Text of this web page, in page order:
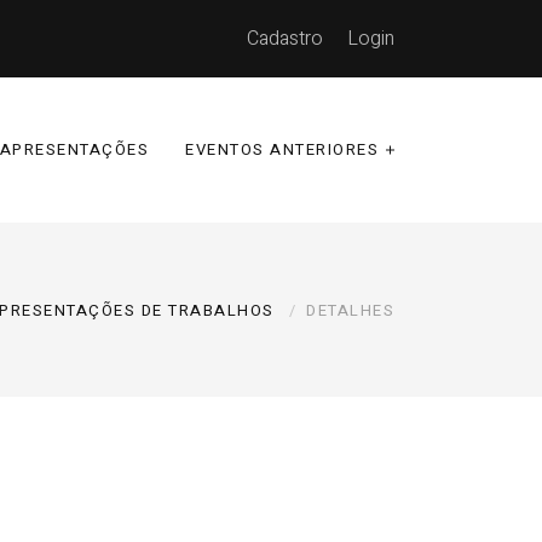
Cadastro Login
APRESENTAÇÕES EVENTOS ANTERIORES
DE TRABALHOS DETALHES